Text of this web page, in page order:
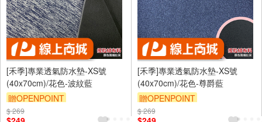
[禾季]專業透氣防水墊-XS號
(40x70cm)/花色-波紋藍
贈OPENPOINT
訂單滿 2000 元折抵 100元
$ 269
[禾季]專業透氣防水墊-XS號
(40x70cm)/花色-尊爵藍
贈OPENPOINT
訂單滿 2000 元折抵 100元
$ 269